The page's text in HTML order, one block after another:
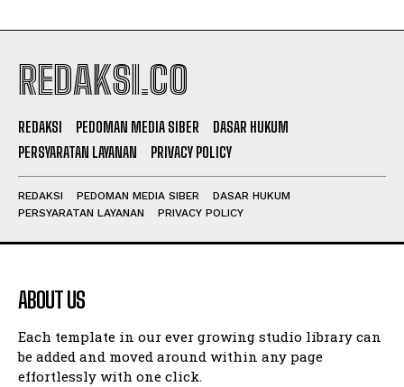
REDAKSI.CO
REDAKSI PEDOMAN MEDIA SIBER
DASAR HUKUM
PERSYARATAN LAYANAN
PRIVACY POLICY
REDAKSI PEDOMAN MEDIA SIBER
DASAR HUKUM
PERSYARATAN LAYANAN
PRIVACY POLICY
ABOUT US
Each template in our ever growing studio library can
be added and moved around within any page
effortlessly with one click.